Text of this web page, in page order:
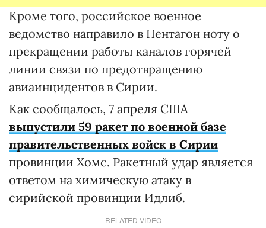
Кроме того, российское военное
ведомство направило в Пентагон ноту о
прекращении работы каналов горячей
линии связи по предотвращению
авиаинцидентов в Сирии.
Как сообщалось, 7 апреля США
выпустили 59 ракет по военной базе
правительственных войск в Сирии
провинции Хомс. Ракетный удар является
ответом на химическую атаку в
сирийской провинции Идлиб.
RELATED VIDEO